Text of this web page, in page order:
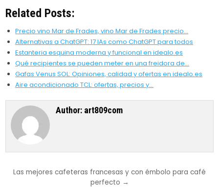
Related Posts:
Precio vino Mar de Frades, vino Mar de Frades precio…
Alternativas a ChatGPT: 17 IAs como ChatGPT para todos
Estanteria esquina moderna y funcional en idealo.es
Qué recipientes se pueden meter en una freidora de…
Gafas Venus SOL: Opiniones, calidad y ofertas en idealo.es
Aire acondicionado TCL: ofertas, precios y…
Author: art809com
Post
Las mejores cafeteras francesas y con émbolo para café
perfecto →